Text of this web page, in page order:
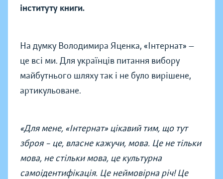
інституту книги.
На думку Володимира Яценка, «Інтернат» —
це всі ми. Для українців питання вибору
майбутнього шляху так і не було вирішене,
артикульоване.
«Для мене, «Інтернат» цікавий тим, що тут
зброя – це, власне кажучи, мова. Це не тільки
мова, не стільки мова, це культурна
самоідентифікація. Це неймовірна річ! Це